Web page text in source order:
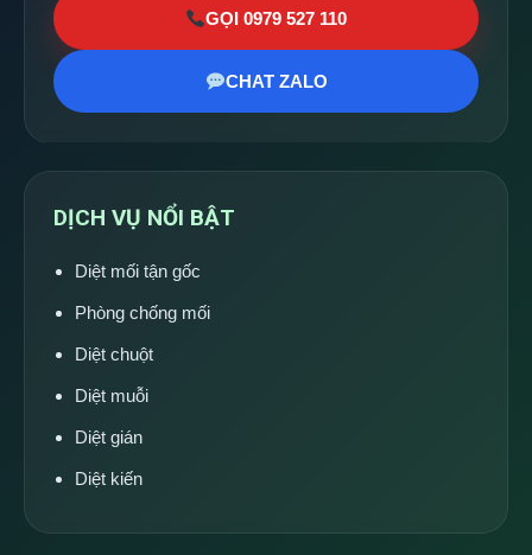
GỌI 0979 527 110
CHAT ZALO
DỊCH VỤ NỔI BẬT
Diệt mối tận gốc
Phòng chống mối
Diệt chuột
Diệt muỗi
Diệt gián
Diệt kiến